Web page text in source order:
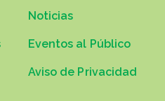
Noticias
Eventos al Público
Aviso de Privacidad